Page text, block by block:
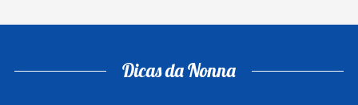
Dicas da Nonna